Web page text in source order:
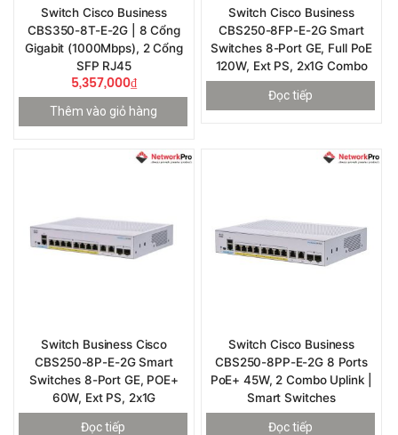
Switch Cisco Business
CBS350-8T-E-2G | 8 Cổng
Gigabit (1000Mbps), 2 Cổng
SFP RJ45
5,357,000₫
Thêm vào giỏ hàng
Switch Cisco Business
CBS250-8FP-E-2G Smart
Switches 8-Port GE, Full PoE
120W, Ext PS, 2x1G Combo
Đọc tiếp
Switch Business Cisco
CBS250-8P-E-2G Smart
Switches 8-Port GE, POE+
60W, Ext PS, 2x1G
Đọc tiếp
Switch Cisco Business
CBS250-8PP-E-2G 8 Ports
PoE+ 45W, 2 Combo Uplink |
Smart Switches
Đọc tiếp